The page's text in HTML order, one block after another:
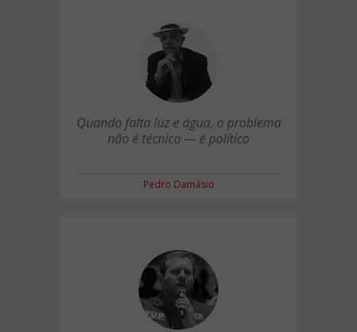
Quando falta luz e água, o problema
não é técnico — é político
Pedro Damásio